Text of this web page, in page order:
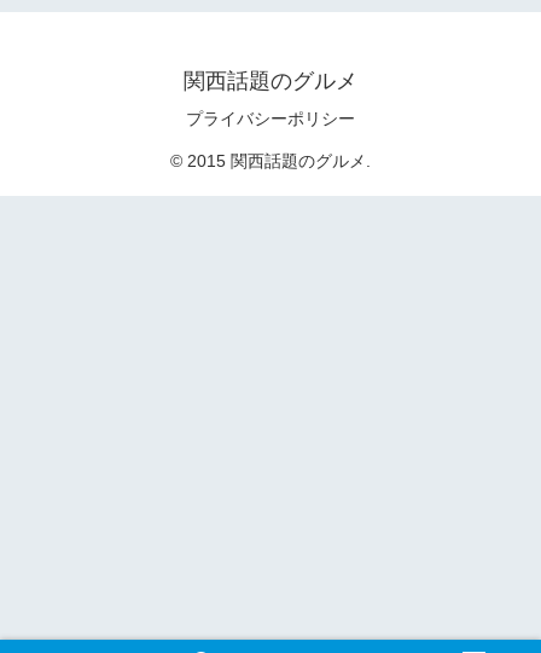
関西話題のグルメ
プライバシーポリシー
© 2015 関西話題のグルメ.